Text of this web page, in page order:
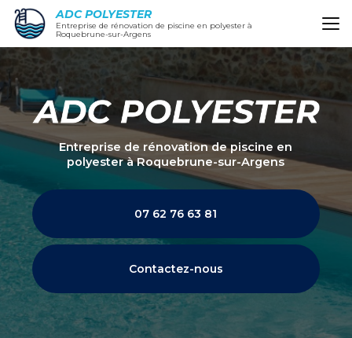
Aller
contenu
principal
ADC POLYESTER
Entreprise de rénovation de piscine en polyester à
Roquebrune-sur-Argens
Entreprise de rénovation de piscine en
polyesterà Roquebrune-sur-Argens
07 62 76 63 81
Contactez-nous